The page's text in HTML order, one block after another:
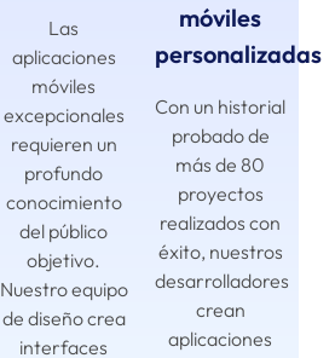
Las
aplicaciones
móviles
excepcionales
requieren un
profundo
conocimiento
del público
objetivo.
Nuestro equipo
de diseño crea
interfaces
móviles
personalizadas
Con un historial
probado de
más de 80
proyectos
realizados con
éxito, nuestros
desarrolladores
crean
aplicaciones